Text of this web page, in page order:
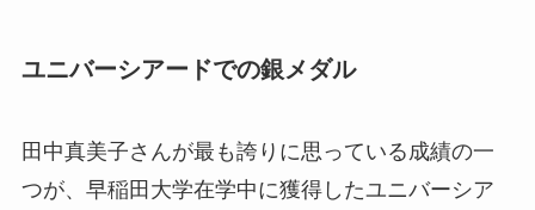
ユニバーシアードでの銀メダル
田中真美子さんが最も誇りに思っている成績の一
つが、早稲田大学在学中に獲得したユニバーシア